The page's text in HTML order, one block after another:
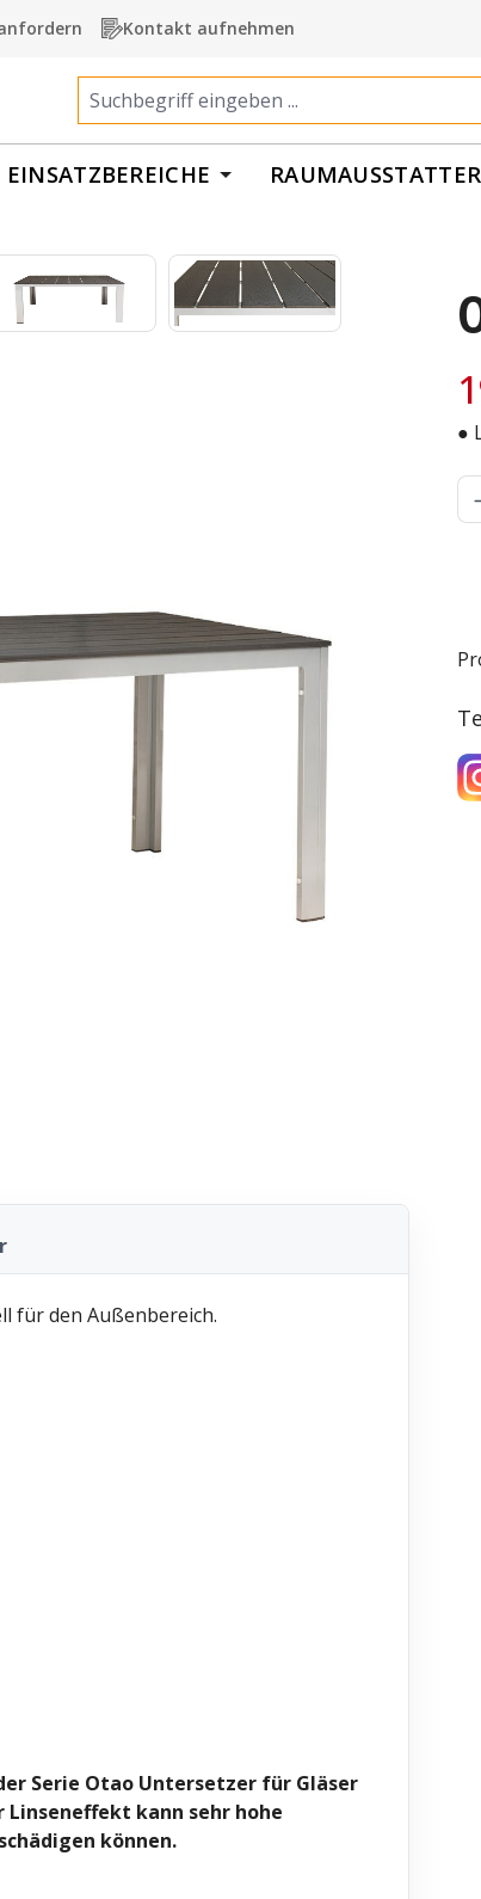
Kontakt aufnehmen
EINSATZBEREICHE RAUMAUSSTATTER
●
für den Außenbereich.
Serie Otao Untersetzer für Gläser
Linseneffekt kann sehr hohe
können.